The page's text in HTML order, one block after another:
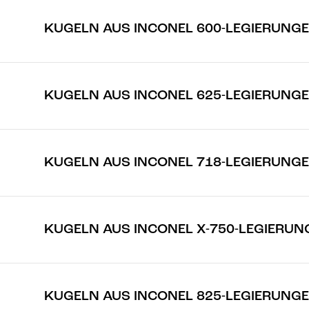
KUGELN AUS INCONEL 600-
KUGELN AUS INCONEL 625-
KUGELN AUS INCONEL 718-
KUGELN AUS INCONEL X-750-
KUGELN AUS INCONEL 825-